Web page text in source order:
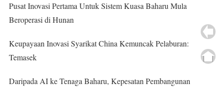
Pusat Inovasi Pertama Untuk Sistem Kuasa Baharu Mula
Beroperasi di Hunan
Keupayaan Inovasi Syarikat China Kemuncak Pelaburan:
Temasek
Daripada AI ke Tenaga Baharu, Kepesatan Pembangunan